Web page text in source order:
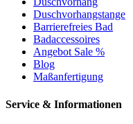
Duschvorhangstange
Barrierefreies Bad
Badaccessoires
Angebot Sale %
Blog
Maßanfertigung
Service & Informationen